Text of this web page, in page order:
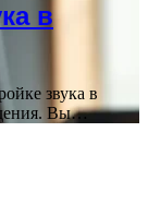
в
звука в
Вы…